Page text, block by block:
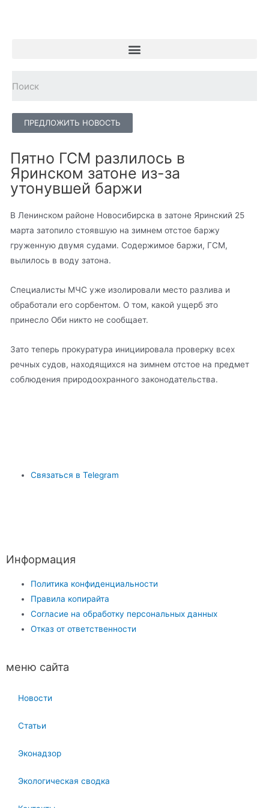
ПРЕДЛОЖИТЬ НОВОСТЬ
Пятно ГСМ разлилось в
Яринском затоне из-за
утонувшей баржи
В Ленинском районе Новосибирска в затоне Яринский 25
марта затопило стоявшую на зимнем отстое баржу
груженную двумя судами. Содержимое баржи, ГСМ,
вылилось в воду затона.
Специалисты МЧС уже изолировали место разлива и
обработали его сорбентом. О том, какой ущерб это
принесло Оби никто не сообщает.
Зато теперь прокуратура инициировала проверку всех
речных судов, находящихся на зимнем отстое на предмет
соблюдения природоохранного законодательства.
Связаться в Telegram
Информация
Политика конфиденциальности
Правила копирайта
Согласие на обработку персональных данных
Отказ от ответственности
меню сайта
Новости
Статьи
Эконадзор
Экологическая сводка